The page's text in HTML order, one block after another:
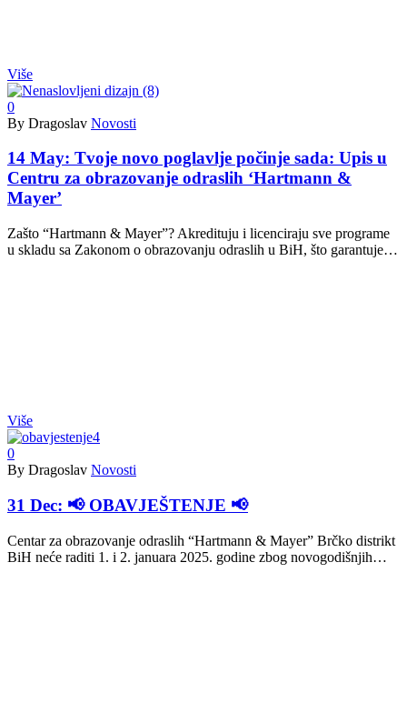
Više
0
By Dragoslav Novosti
14 May: Tvoje novo poglavlje počinje sada: Upis u
Centru za obrazovanje odraslih ‘Hartmann &
Mayer’
Zašto “Hartmann & Mayer”? Akredituju i licenciraju sve programe
u skladu sa Zakonom o obrazovanju odraslih u BiH, što garantuje…
Više
0
By Dragoslav Novosti
31 Dec: 📢 OBAVJEŠTENJE 📢
Centar za obrazovanje odraslih “Hartmann & Mayer” Brčko distrikt
BiH neće raditi 1. i 2. januara 2025. godine zbog novogodišnjih…